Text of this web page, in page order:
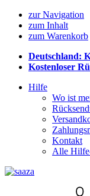
zur Navigation
zum Inhalt
zum Warenkorb
Deutschland:
Kostenloser
Hilfe
Wo ist
Kontakt
Alle